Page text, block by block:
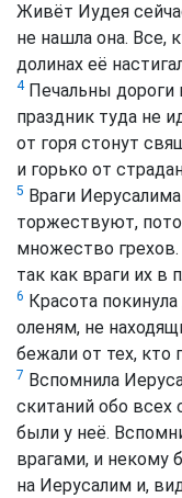
Живёт Иудея
не нашла она. Все,
долинах её
4 Печальны дороги
праздник туда не
от горя стонут
и горько от
5 Враги
торжествуют,
множество
так как враги их в
6 Красота
оленям, не
бежали от тех, кто
7 Вспомнила
скитаний обо
были у неё.
врагами, и некому
на Иерусалим и,